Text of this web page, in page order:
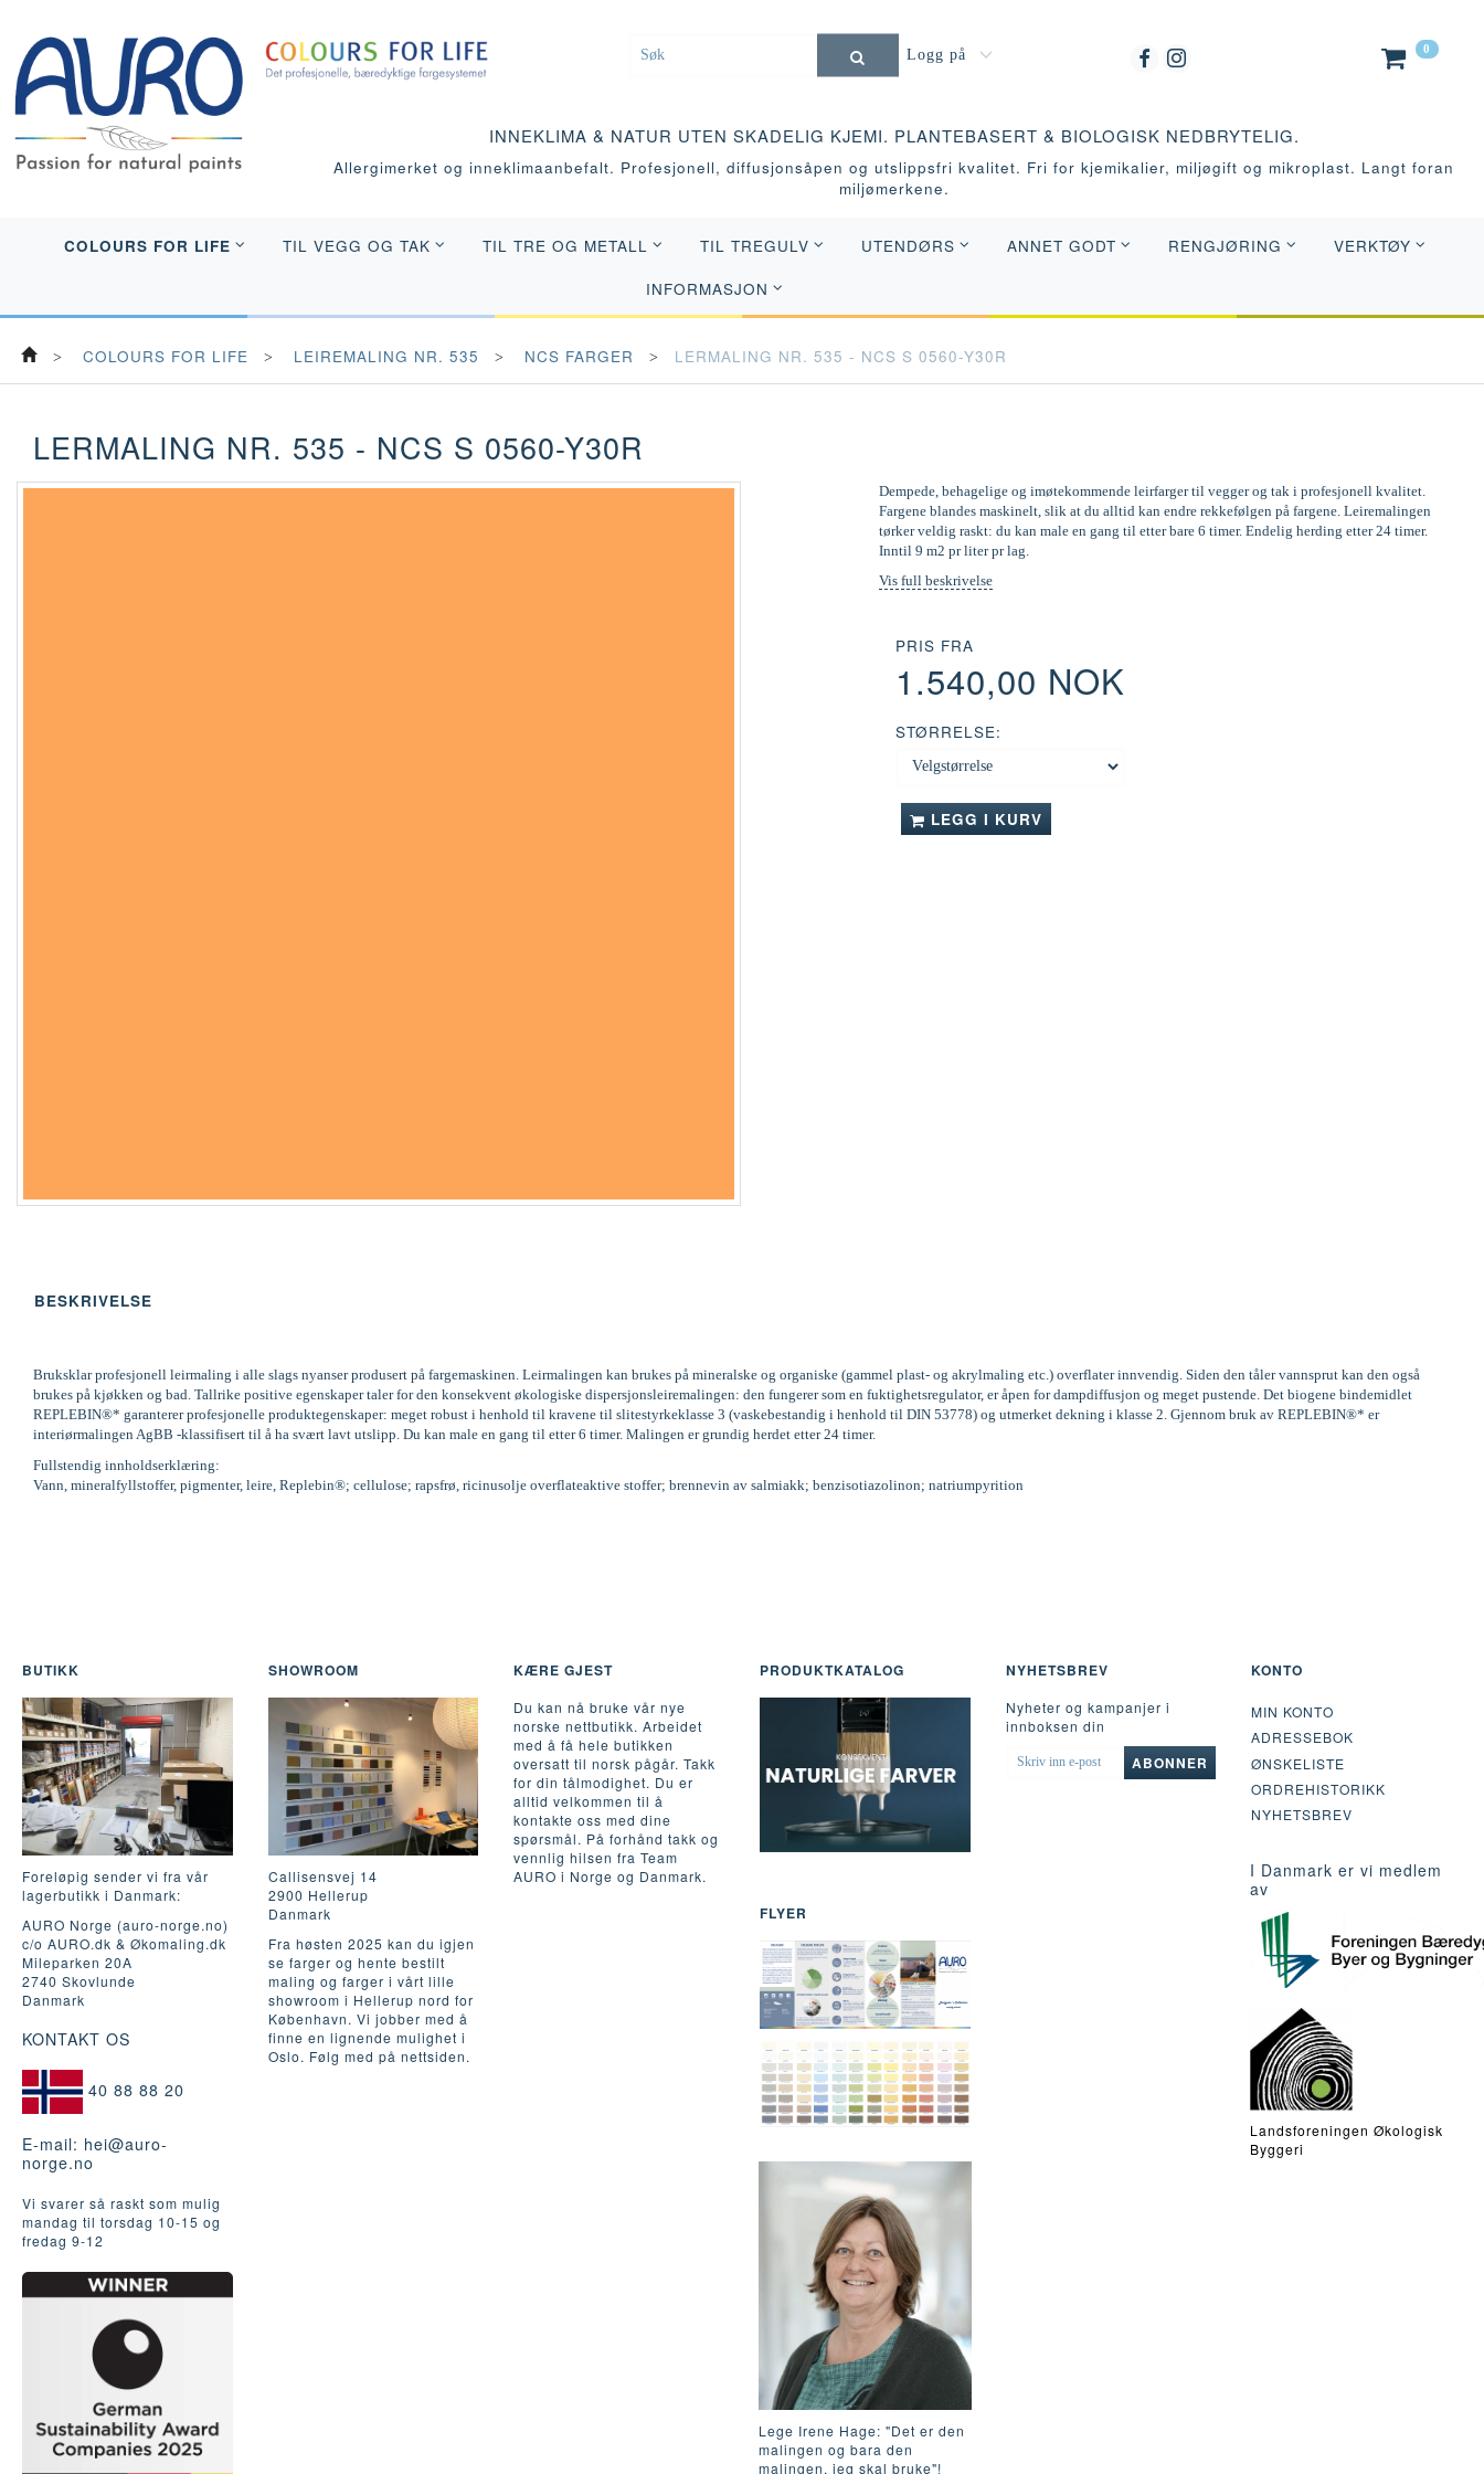
0
Logg på
INNEKLIMA & NATUR UTEN SKADELIG KJEMI. PLANTEBASERT & BIOLOGISK NEDBRYTELIG.
Allergimerket og inneklimaanbefalt. Profesjonell, diffusjonsåpen og utslippsfri kvalitet. Fri for kjemikalier, miljøgift og mikroplast. Langt foran
miljømerkene.
COLOURS FOR LIFE TIL VEGG OG TAK TIL TRE OG METALL TIL TREGULV UTENDØRS ANNET GODT RENGJØRING VERKTØY
INFORMASJON
COLOURS FOR LIFE LEIREMALING NR. 535 NCS FARGER LERMALING NR. 535 - NCS S 0560-Y30R
LERMALING NR. 535 - NCS S 0560-Y30R
Dempede, behagelige og imøtekommende leirfarger til vegger og tak i profesjonell kvalitet.
Fargene blandes maskinelt, slik at du alltid kan endre rekkefølgen på fargene. Leiremalingen
tørker veldig raskt: du kan male en gang til etter bare 6 timer. Endelig herding etter 24 timer.
Inntil 9 m2 pr liter pr lag.
Vis full beskrivelse
PRIS FRA
1.540,00 NOK
STØRRELSE:
LEGG I KURV
BESKRIVELSE
Bruksklar profesjonell leirmaling i alle slags nyanser produsert på fargemaskinen. Leirmalingen kan brukes på mineralske og organiske (gammel plast- og akrylmaling etc.) overflater innvendig. Siden den tåler vannsprut kan den også
brukes på kjøkken og bad. Tallrike positive egenskaper taler for den konsekvent økologiske dispersjonsleiremalingen: den fungerer som en fuktighetsregulator, er åpen for dampdiffusjon og meget pustende. Det biogene bindemidlet
REPLEBIN®* garanterer profesjonelle produktegenskaper: meget robust i henhold til kravene til slitestyrkeklasse 3 (vaskebestandig i henhold til DIN 53778) og utmerket dekning i klasse 2. Gjennom bruk av REPLEBIN®* er
interiørmalingen AgBB -klassifisert til å ha svært lavt utslipp. Du kan male en gang til etter 6 timer. Malingen er grundig herdet etter 24 timer.
Fullstendig innholdserklæring:
Vann, mineralfyllstoffer, pigmenter, leire, Replebin®; cellulose; rapsfrø, ricinusolje overflateaktive stoffer; brennevin av salmiakk; benzisotiazolinon; natriumpyrition
BUTIKK
Foreløpig sender vi fra vår
lagerbutikk i Danmark:
AURO Norge (auro-norge.no)
c/o AURO.dk & Økomaling.dk
Mileparken 20A
2740 Skovlunde
Danmark
KONTAKT OS
40 88 88 20
E-mail: hei@auro-
norge.no
Vi svarer så raskt som mulig
mandag til torsdag 10-15 og
fredag ​​9-12
SHOWROOM
Callisensvej 14
2900 Hellerup
Danmark
Fra høsten 2025 kan du igjen
se farger og hente bestilt
maling og farger i vårt lille
showroom i Hellerup nord for
København. Vi jobber med å
finne en lignende mulighet i
Oslo. Følg med på nettsiden.
KÆRE GJEST
Du kan nå bruke vår nye
norske nettbutikk. Arbeidet
med å få hele butikken
oversatt til norsk pågår. Takk
for din tålmodighet. Du er
alltid velkommen til å
kontakte oss med dine
spørsmål. På forhånd takk og
vennlig hilsen fra Team
AURO i Norge og Danmark.
PRODUKTKATALOG
FLYER
Lege Irene Hage: "Det er den
malingen og bara den
malingen, jeg skal bruke"!
NYHETSBREV
Nyheter og kampanjer i
innboksen din
SKRIV
ABONNER
KONTO
MIN KONTO
ADRESSEBOK
ØNSKELISTE
ORDREHISTORIKK
NYHETSBREV
I Danmark er vi medlem
av
Landsforeningen Økologisk
Byggeri